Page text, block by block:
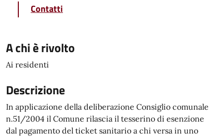
Contatti
A chi è rivolto
Ai residenti
Descrizione
In applicazione della deliberazione Consiglio comunale
n.51/2004 il Comune rilascia il tesserino di esenzione
dal pagamento del ticket sanitario a chi versa in uno